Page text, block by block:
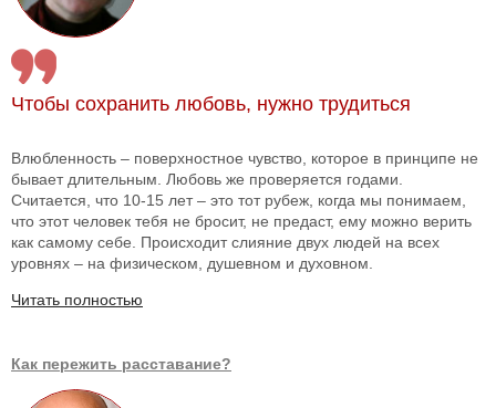
Чтобы сохранить любовь, нужно трудиться
Влюбленность – поверхностное чувство, которое в принципе не
бывает длительным. Любовь же проверяется годами.
Считается, что 10-15 лет – это тот рубеж, когда мы понимаем,
что этот человек тебя не бросит, не предаст, ему можно верить
как самому себе. Происходит слияние двух людей на всех
уровнях – на физическом, душевном и духовном.
Читать полностью
Как пережить расставание?